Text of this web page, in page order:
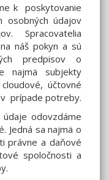
k poskytovanie
osobných údajov
Spracovatelia
náš pokyn a sú
predpisov o
najmä subjekty
účtovné
prípade potreby.
odovzdáme
Jedná sa najmä o
právne a daňové
spoločnosti a